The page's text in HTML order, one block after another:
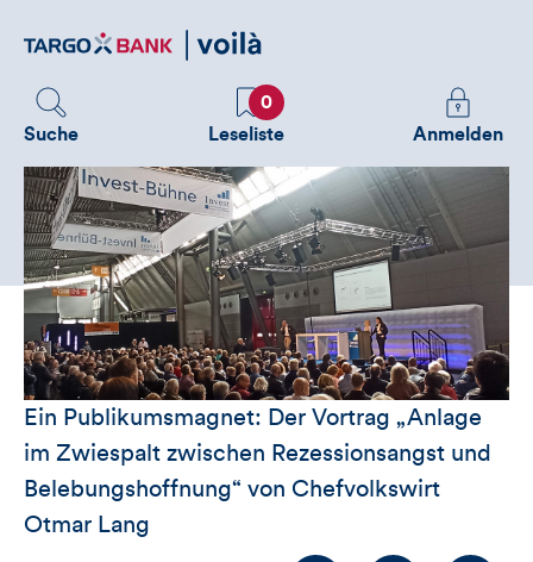
zum
Suche
Favoriten
0
Leseliste
Melden
Sie
an
um
zusätzliche
sehen
Anmelden
Ein Publikumsmagnet: Der Vortrag „Anlage
im Zwiespalt zwischen Rezessionsangst und
Belebungshoffnung“ von Chefvolkswirt
Otmar Lang